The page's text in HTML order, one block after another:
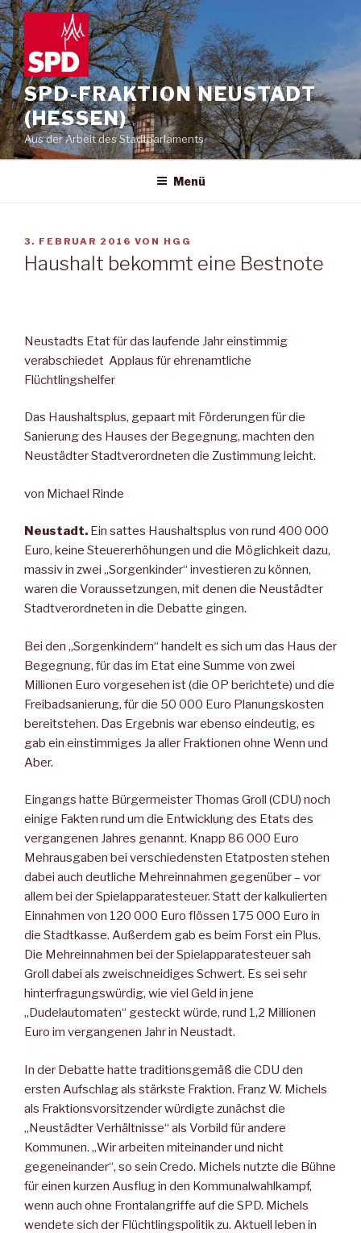
Zum
Inhalt
springen
SPD-FRAKTION NEUSTADT
(HESSEN)
Aus der Arbeit des Stadtparlaments
Menü
VERÖFFENTLICHT
AM
3. FEBRUAR 2016 VON HGG
Haushalt bekommt eine Bestnote
Neustadts Etat für das laufende Jahr einstimmig
verabschiedet Applaus für ehrenamtliche
Flüchtlingshelfer
Das Haushaltsplus, gepaart mit Förderungen für die
Sanierung des Hauses der Begegnung, machten den
Neustädter Stadtverordneten die Zustimmung leicht.
von Michael Rinde
Neustadt. Ein sattes Haushaltsplus von rund 400 000
Euro, keine Steuererhöhungen und die Möglichkeit dazu,
massiv in zwei „Sorgenkinder“ investieren zu können,
waren die Voraussetzungen, mit denen die Neustädter
Stadtverordneten in die Debatte gingen.
Bei den „Sorgenkindern“ handelt es sich um das Haus der
Begegnung, für das im Etat eine Summe von zwei
Millionen Euro vorgesehen ist (die OP berichtete) und die
Freibadsanierung, für die 50 000 Euro Planungskosten
bereitstehen. Das Ergebnis war ebenso eindeutig, es
gab ein einstimmiges Ja aller Fraktionen ohne Wenn und
Aber.
Eingangs hatte Bürgermeister Thomas Groll (CDU) noch
einige Fakten rund um die Entwicklung des Etats des
vergangenen Jahres genannt. Knapp 86 000 Euro
Mehrausgaben bei verschiedensten Etatposten stehen
dabei auch deutliche Mehreinnahmen gegenüber – vor
allem bei der Spielapparatesteuer. Statt der kalkulierten
Einnahmen von 120 000 Euro flössen 175 000 Euro in
die Stadtkasse. Außerdem gab es beim Forst ein Plus.
Die Mehreinnahmen bei der Spielapparatesteuer sah
Groll dabei als zweischneidiges Schwert. Es sei sehr
hinterfragungswürdig, wie viel Geld in jene
„Dudelautomaten“ gesteckt würde, rund 1,2 Millionen
Euro im vergangenen Jahr in Neustadt.
In der Debatte hatte traditionsgemäß die CDU den
ersten Aufschlag als stärkste Fraktion. Franz W. Michels
als Fraktionsvorsitzender würdigte zunächst die
„Neustädter Verhältnisse“ als Vorbild für andere
Kommunen. „Wir arbeiten miteinander und nicht
gegeneinander“, so sein Credo. Michels nutzte die Bühne
für einen kurzen Ausflug in den Kommunalwahlkampf,
wenn auch ohne Frontalangriffe auf die SPD. Michels
wendete sich der Flüchtlingspolitik zu. Aktuell leben in